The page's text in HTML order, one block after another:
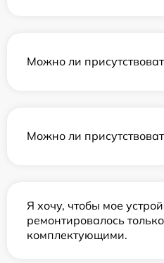
Можно ли
Можно ли
Я хочу, чтобы мое
ремонтировалось
комплектующими.